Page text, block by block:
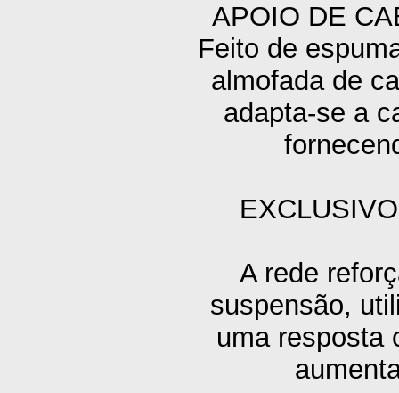
APOIO DE
Feito de
almofada de
adapta-se a
A rede
suspensão,
uma resposta